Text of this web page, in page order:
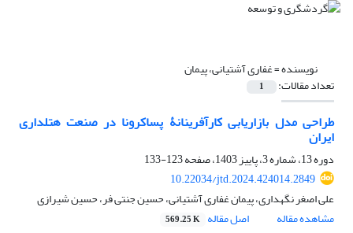
نویسنده =غفاری آشتیانی، پیمان
تعداد مقالات: 1
طراحی مدل بازاریابی کارآفرینانۀ پساکرونا در صنعت هتلداری
ایران
دوره 13، شماره 3، پاییز 1403، صفحه
123-133
10.22034/jtd.2024.424014.2849
علی اصغر نگهداری، پیمان غفاری آشتیانی، حسین جنتی فر، حسین شیرازی
مشاهده مقاله
اصل مقاله 569.25 K